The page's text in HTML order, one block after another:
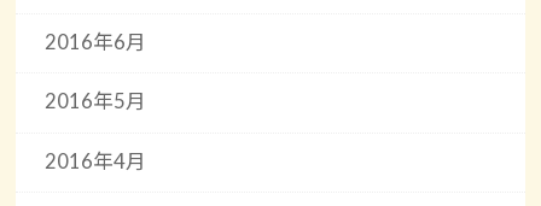
2016年6月
2016年5月
2016年4月